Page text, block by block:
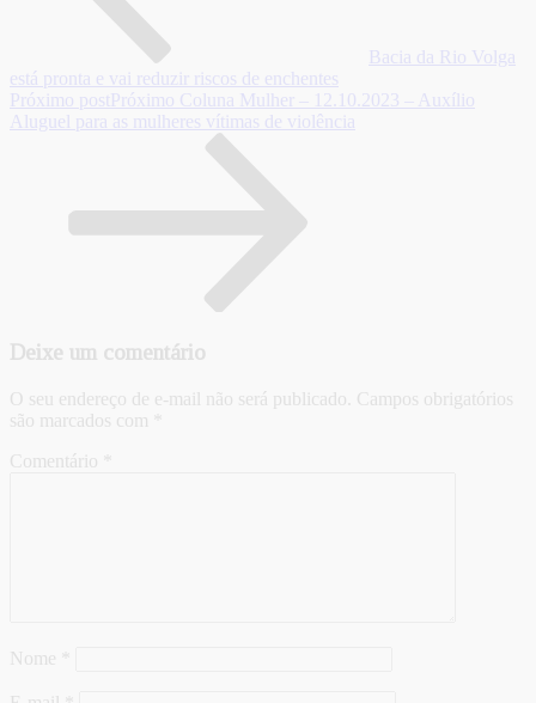
Bacia da Rio Volga
está pronta e vai reduzir riscos de enchentes
Próximo post Próximo Coluna Mulher – 12.10.2023 – Auxílio
Aluguel para as mulheres vítimas de violência
Deixe um comentário
O seu endereço de e-mail não será publicado. Campos obrigatórios
são marcados com
Comentário
Nome